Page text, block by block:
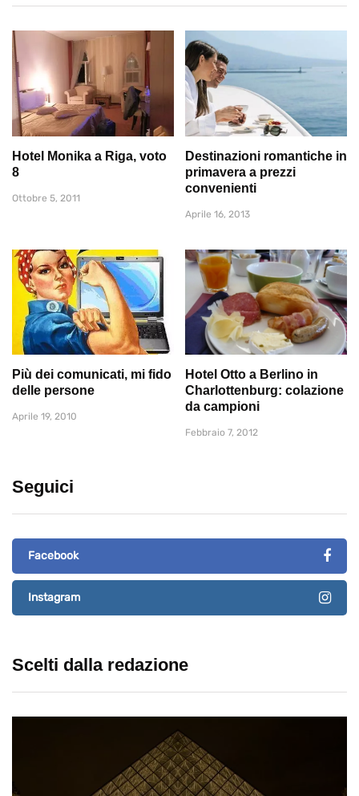
Hotel Monika a Riga, voto
8
Ottobre 5, 2011
Destinazioni romantiche in
primavera a prezzi
convenienti
Aprile 16, 2013
Più dei comunicati, mi fido
delle persone
Aprile 19, 2010
Hotel Otto a Berlino in
Charlottenburg: colazione
da campioni
Febbraio 7, 2012
Seguici
Facebook
Instagram
Scelti dalla redazione